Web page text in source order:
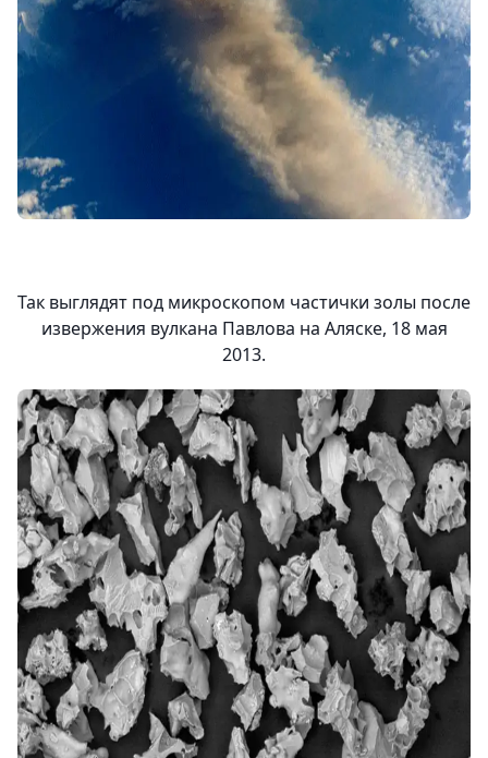
Так выглядят под микроскопом частички золы после
извержения вулкана Павлова на Аляске, 18 мая
2013.